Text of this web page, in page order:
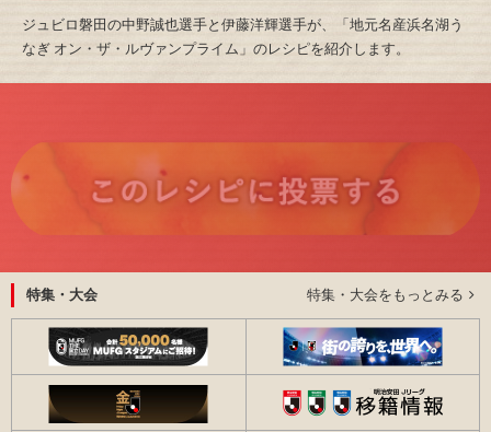
ジュビロ磐田の中野誠也選手と伊藤洋輝選手が、「地元名産浜名湖う
なぎ オン・ザ・ルヴァンプライム」のレシピを紹介します。
特集・大会 特集・大会をもっとみる